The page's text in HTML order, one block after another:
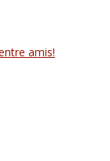
amis!